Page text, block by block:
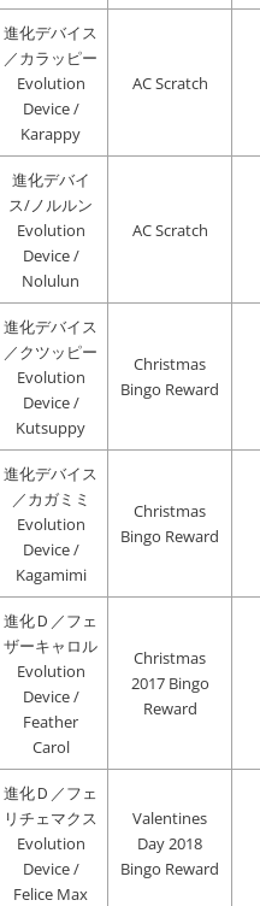
進化デバイス
／カラッピー
Evolution
Device /
Karappy
AC Scratch
進化デバイ
ス/ノルルン
Evolution
Device /
Nolulun
AC Scratch
進化デバイス
／クツッピー
Evolution
Device /
Kutsuppy
Christmas
Bingo Reward
進化デバイス
／カガミミ
Evolution
Device /
Kagamimi
Christmas
Bingo Reward
進化Ｄ／フェ
ザーキャロル
Evolution
Device /
Feather
Carol
Christmas
2017 Bingo
Reward
進化Ｄ／フェ
リチェマクス
Evolution
Device /
Felice Max
Valentines
Day 2018
Bingo Reward